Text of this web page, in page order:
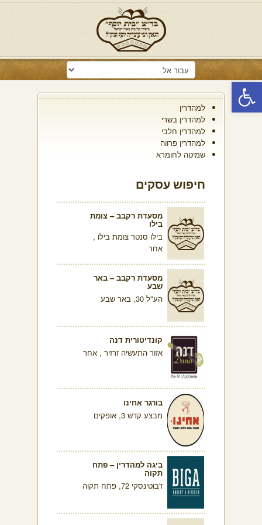
פתח סרגל נגישות
למהדרין
למהדרין בשרי
למהדרין חלבי
למהדרין פרווה
שמיטה לחומרא
חיפוש עסקים
מסעדת רקבב – צומת
בילו
בילו סנטר צומת בילו ,
אחר
מסעדת רקבב – באר
שבע
הע"ל 30, באר שבע
קונדיטורית דנה
אזור התעשיה זרזיר , אחר
בורגר אחינו
מבצע קדש 3, אופקים
ביגה למהדרין – פתח
תקוה
ז'בוטינסקי 72, פתח תקוה